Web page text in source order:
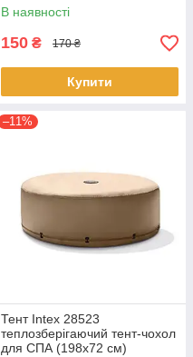
В наявності
150 ₴ 170 ₴
Купити
–11%
Тент Intex 28523
теплозберігаючий тент-чохол
для СПА (198х72 см)